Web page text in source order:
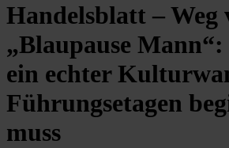
Handelsblatt – Weg
„Blaupause
ein echter
Führungsetagen
muss